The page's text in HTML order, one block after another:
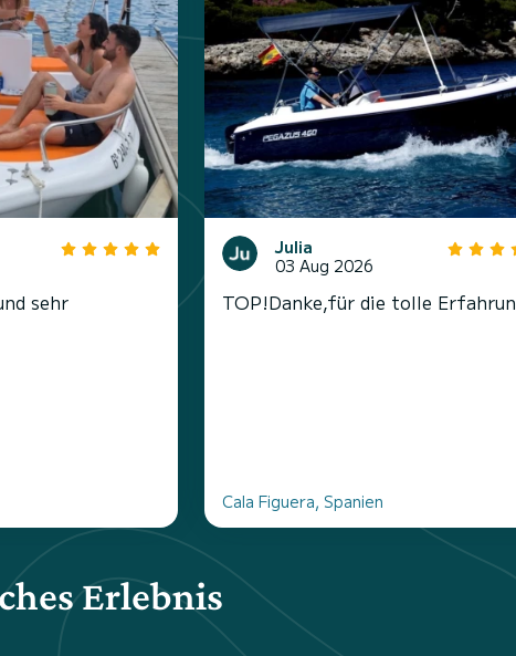
sehr
Julia
03 Aug 2026
TOP!Danke,für die tolle
Cala Figuera, Spanien
Erlebnis